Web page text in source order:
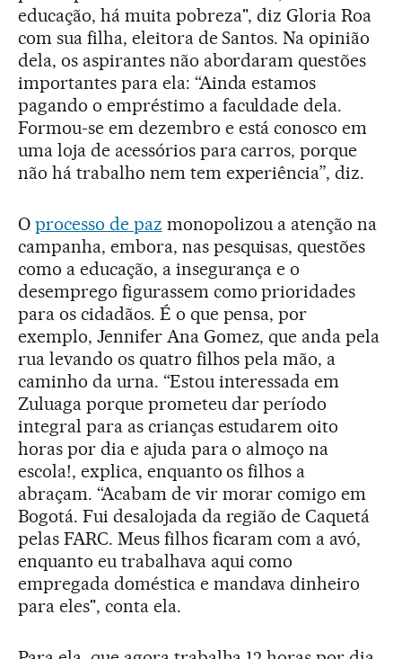
educação, há muita pobreza", diz Gloria Roa
com sua filha, eleitora de Santos. Na opinião
dela, os aspirantes não abordaram questões
importantes para ela: “Ainda estamos
pagando o empréstimo a faculdade dela.
Formou-se em dezembro e está conosco em
uma loja de acessórios para carros, porque
não há trabalho nem tem experiência”, diz.
O processo de paz monopolizou a atenção na
campanha, embora, nas pesquisas, questões
como a educação, a insegurança e o
desemprego figurassem como prioridades
para os cidadãos. É o que pensa, por
exemplo, Jennifer Ana Gomez, que anda pela
rua levando os quatro filhos pela mão, a
caminho da urna. “Estou interessada em
Zuluaga porque prometeu dar período
integral para as crianças estudarem oito
horas por dia e ajuda para o almoço na
escola!, explica, enquanto os filhos a
abraçam. “Acabam de vir morar comigo em
Bogotá. Fui desalojada da região de Caquetá
pelas FARC. Meus filhos ficaram com a avó,
enquanto eu trabalhava aqui como
empregada doméstica e mandava dinheiro
para eles", conta ela.